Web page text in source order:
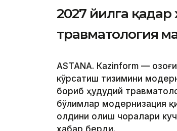
2027 йилга
травматология
ASTANА. Кazinform —
кўрсатиш тизимини
бориб ҳудудий
бўлимлар модернизация
олдини олиш чоралари
хабар берди.